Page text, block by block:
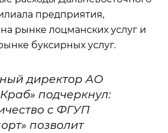
предприятия,
рынке лоцманских услуг и
буксирных услуг.
директор АО
подчеркнул:
с ФГУП
позволит